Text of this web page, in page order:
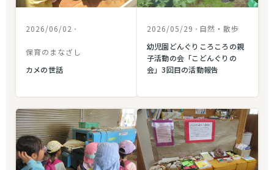
2026/06/02 •
保育のまなざし
カメの世話
2026/05/29 • 自然・散歩
幼児園どんぐりころころの親
子活動の会「こどんぐりの
会」3回目の活動報告